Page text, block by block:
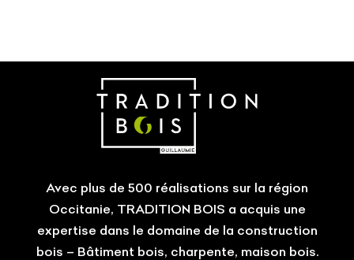
Avec plus de 500 réalisations sur la région
Occitanie, TRADITION BOIS a acquis une
expertise dans le domaine de la construction
bois – Bâtiment bois, charpente, maison bois.